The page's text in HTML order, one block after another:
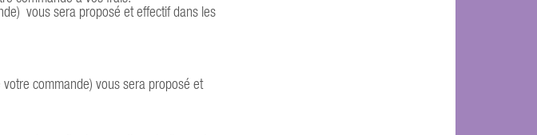
vous sera proposé et effectif dans les
commande) vous sera proposé et